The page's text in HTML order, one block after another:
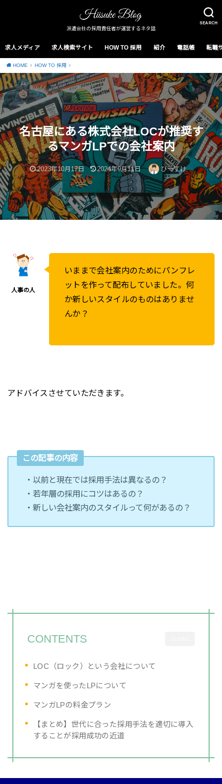
SEARCH
派遣会社の採用責任者が運営するネタ話
求人メディア 求人検索サイト HOW TO 採用 紹介 電話帳 転職
HOME HOW TO 採用
名古屋にある株式会社LOCが推奨す
るマンガLPでの会社案内
2023年10月17日 2024年9月11日 ひーすけ
いままで会社案内のためにパンフレ
ットを作って配布していました。何
か新しいスタイルのものはありませ
んか？
アドバイスさせていただきます。
この記事の内容
・以前と現在では採用手法は異なるの？
・若年層の採用にコツはあるの？
・新しい会社案内のスタイルって何があるの？
CONTENTS
LOC（ロック）という会社について
マンガを使ったLPについて
マンガLPの料金プラン
【まとめ】世代に合った採用手法を適切に導入
することが採用成功の近道